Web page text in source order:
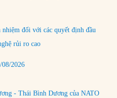
đối với các quyết định đầu
rủi ro cao
2026
- Thái Bình Dương của NATO